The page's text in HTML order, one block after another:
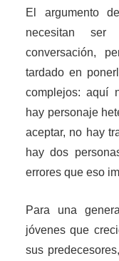
El argumento
necesitan ser
conversación,
tardado en
complejos: aquí
hay personaje
aceptar, no hay
hay dos
errores que eso
Para una
jóvenes que
sus